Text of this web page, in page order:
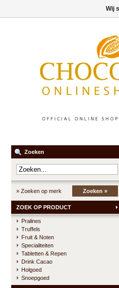
Zoeken
» Zoeken op merk Zoeken »
ZOEK OP PRODUCT
Pralines
Truffels
Fruit & Noten
Specialiteiten
Tabletten & Repen
Drink Cacao
Holgoed
Snoepgoed
Wij